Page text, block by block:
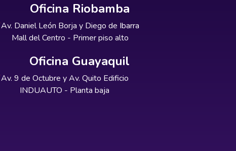
Oficina Riobamba
Av. Daniel León Borja y Diego de Ibarra
Mall del Centro - Primer piso alto
Oficina Guayaquil
Av. 9 de Octubre y Av. Quito Edificio
INDUAUTO - Planta baja